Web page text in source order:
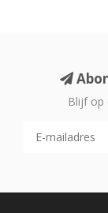
Blijf op